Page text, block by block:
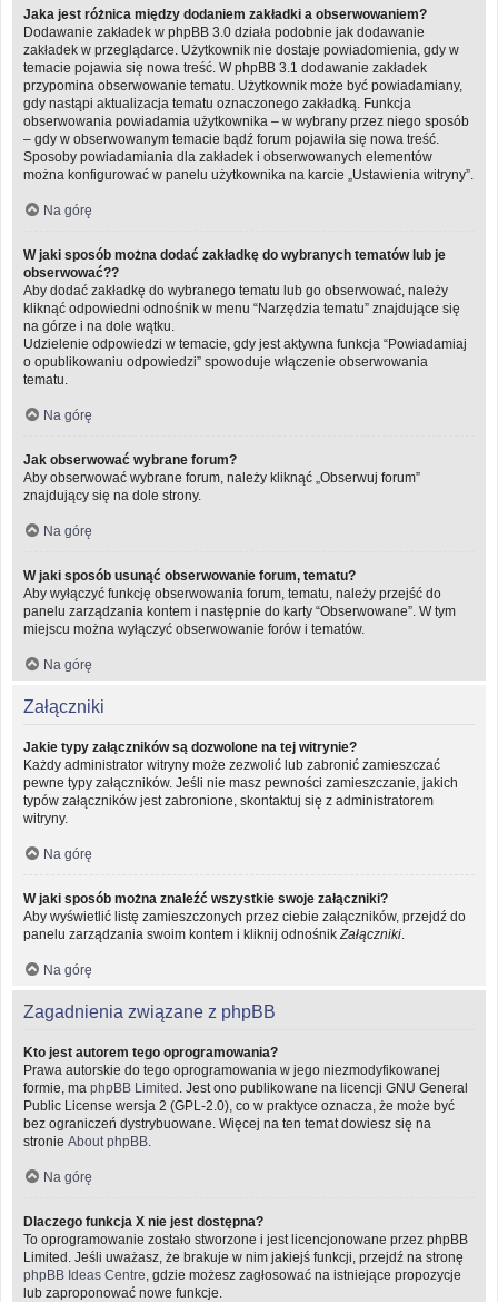
Jaka jest różnica między dodaniem zakładki a obserwowaniem?
Dodawanie zakładek w phpBB 3.0 działa podobnie jak dodawanie
zakładek w przeglądarce. Użytkownik nie dostaje powiadomienia, gdy w
temacie pojawia się nowa treść. W phpBB 3.1 dodawanie zakładek
przypomina obserwowanie tematu. Użytkownik może być powiadamiany,
gdy nastąpi aktualizacja tematu oznaczonego zakładką. Funkcja
obserwowania powiadamia użytkownika – w wybrany przez niego sposób
– gdy w obserwowanym temacie bądź forum pojawiła się nowa treść.
Sposoby powiadamiania dla zakładek i obserwowanych elementów
można konfigurować w panelu użytkownika na karcie „Ustawienia witryny”.
Na górę
W jaki sposób można dodać zakładkę do wybranych tematów lub je
obserwować??
Aby dodać zakładkę do wybranego tematu lub go obserwować, należy
kliknąć odpowiedni odnośnik w menu “Narzędzia tematu” znajdujące się
na górze i na dole wątku.
Udzielenie odpowiedzi w temacie, gdy jest aktywna funkcja “Powiadamiaj
o opublikowaniu odpowiedzi” spowoduje włączenie obserwowania
tematu.
Na górę
Jak obserwować wybrane forum?
Aby obserwować wybrane forum, należy kliknąć „Obserwuj forum”
znajdujący się na dole strony.
Na górę
W jaki sposób usunąć obserwowanie forum, tematu?
Aby wyłączyć funkcję obserwowania forum, tematu, należy przejść do
panelu zarządzania kontem i następnie do karty “Obserwowane”. W tym
miejscu można wyłączyć obserwowanie forów i tematów.
Na górę
Załączniki
Jakie typy załączników są dozwolone na tej witrynie?
Każdy administrator witryny może zezwolić lub zabronić zamieszczać
pewne typy załączników. Jeśli nie masz pewności zamieszczanie, jakich
typów załączników jest zabronione, skontaktuj się z administratorem
witryny.
Na górę
W jaki sposób można znaleźć wszystkie swoje załączniki?
Aby wyświetlić listę zamieszczonych przez ciebie załączników, przejdź do
panelu zarządzania swoim kontem i kliknij odnośnik Załączniki
Na górę
Zagadnienia związane z phpBB
Kto jest autorem tego oprogramowania?
Prawa autorskie do tego oprogramowania w jego niezmodyfikowanej
formie, ma phpBB Limited . Jest ono publikowane na licencji GNU General
Public License wersja 2 (GPL-2.0), co w praktyce oznacza, że może być
bez ograniczeń dystrybuowane. Więcej na ten temat dowiesz się na
stronie About phpBB
Na górę
Dlaczego funkcja X nie jest dostępna?
To oprogramowanie zostało stworzone i jest licencjonowane przez phpBB
Limited. Jeśli uważasz, że brakuje w nim jakiejś funkcji, przejdź na stronę
phpBB Ideas Centre , gdzie możesz zagłosować na istniejące propozycje
lub zaproponować nowe funkcje.